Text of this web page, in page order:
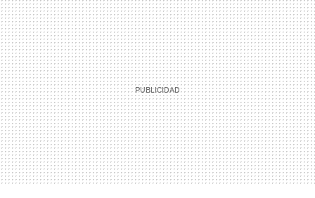
MAIL